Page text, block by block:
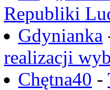
Republiki
Gdynianka
realizacji
Chętna40 -